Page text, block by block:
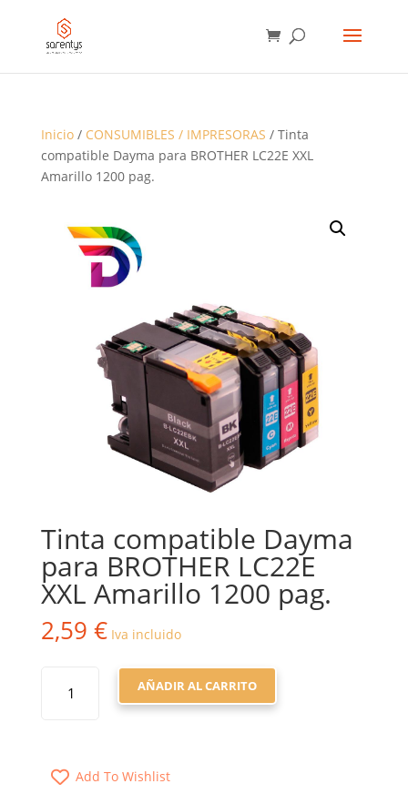
PRODUCTOS
Inicio/ CONSUMIBLES / IMPRESORAS / Tinta
compatible Dayma para BROTHER LC22E XXL
Amarillo 1200 pag.
Tinta compatible Dayma
para BROTHER LC22E
XXL Amarillo 1200 pag.
2,59 € Iva incluido
COMPATIBLE
LC22E
AÑADIR AL CARRITO
Add To Wishlist